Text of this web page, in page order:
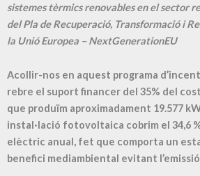
sistemes tèrmics renovables en el sector
del Pla de Recuperació, Transformació i
la Unió Europea – NextGenerationEU
Acollir-nos en aquest programa
rebre el suport financer del 35% del
que produïm aproximadament 19.577
instal·lació fotovoltaica cobrim el 34,6
elèctric anual, fet que comporta un
benefici mediambiental evitant